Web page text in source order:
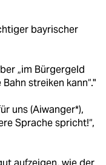
bayrischer
„im Bürgergeld
streiken kann“."
uns (Aiwanger*),
Sprache spricht!“,